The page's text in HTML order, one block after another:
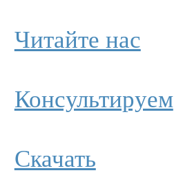
Читайте нас
Консультируем
Скачать